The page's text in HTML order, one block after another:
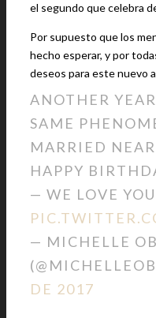
el segundo que celebra
Por supuesto que los
hecho esperar, y por
deseos para este nuevo
ANOTHER
SAME
MARRIED
HAPPY
— WE LOVE
— MICHELLE
DE 2017